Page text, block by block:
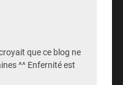
que ce blog ne
^^ Enfernité est